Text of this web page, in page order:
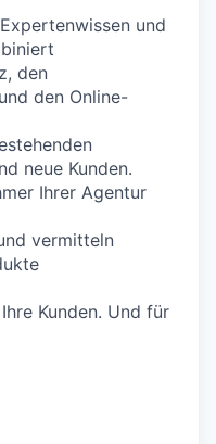
und
den
den Online-
neue Kunden.
Ihrer Agentur
vermitteln
Kunden. Und für